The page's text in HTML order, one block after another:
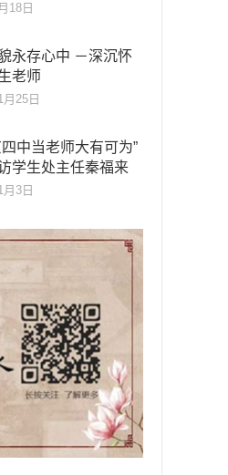
18日
永存心中 －深沉怀
老师
25日
四中当老师大有可为”
生处主任秦福来
3日